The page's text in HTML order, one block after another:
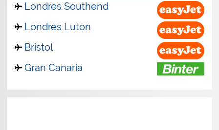
Londres Southend
Londres Luton
Bristol
Gran Canaria